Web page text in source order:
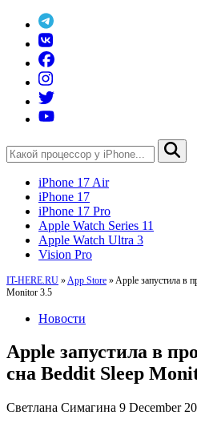
iPhone 17 Air
iPhone 17
iPhone 17 Pro
Apple Watch Series 11
Apple Watch Ultra 3
Vision Pro
IT-HERE.RU » App Store » Apple запустила в
Monitor 3.5
Новости
Apple запустила в
сна Beddit Sleep
Светлана Симагина 9 December